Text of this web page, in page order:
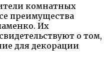
комнатных
преимущества
Их
о том,
для декорации